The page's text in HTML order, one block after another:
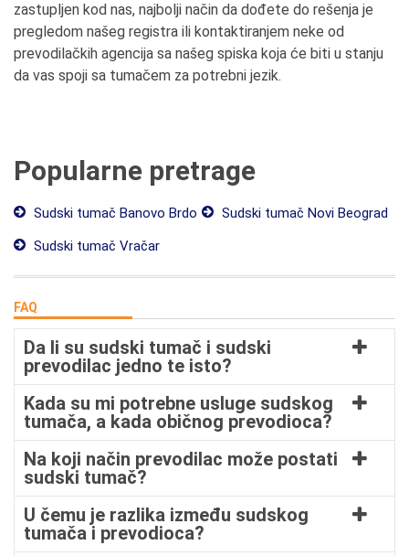
zastupljen kod nas, najbolji način da dođete do rešenja je
pregledom našeg registra ili kontaktiranjem neke od
prevodilačkih agencija sa našeg spiska koja će biti u stanju
da vas spoji sa tumačem za potrebni jezik.
Popularne pretrage
Sudski tumač Banovo Brdo
Sudski tumač Novi Beograd
Sudski tumač Vračar
FAQ
Da li su sudski tumač i sudski
prevodilac jedno te isto?
Kada su mi potrebne usluge sudskog
tumača, a kada običnog prevodioca?
Na koji način prevodilac može postati
sudski tumač?
U čemu je razlika između sudskog
tumača i prevodioca?